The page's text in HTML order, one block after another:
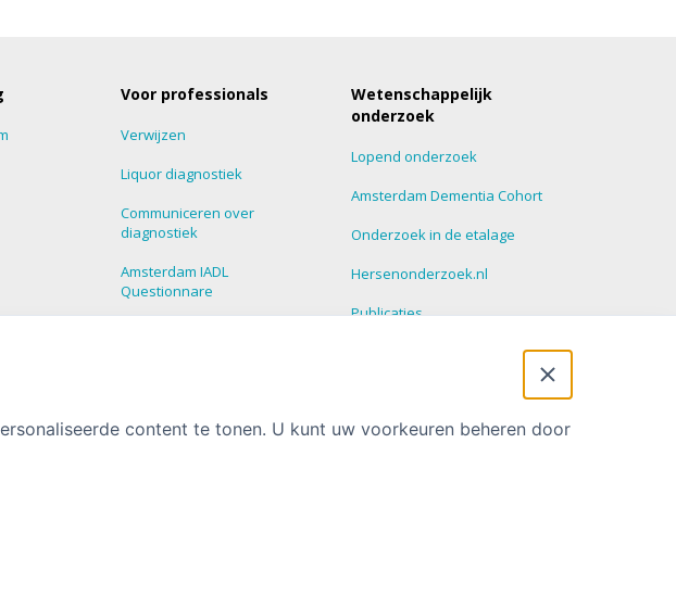
Voor professionals
Verwijzen
Liquor diagnostiek
Communiceren over
diagnostiek
Amsterdam IADL
Questionnare
Wetenschappelijk
onderzoek
Lopend onderzoek
Amsterdam Dementia Cohort
Onderzoek in de etalage
Hersenonderzoek.nl
Publicaties
content te tonen. U kunt uw voorkeuren beheren door